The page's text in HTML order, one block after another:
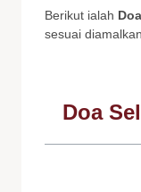
Berikut ialah
sesuai
Doa